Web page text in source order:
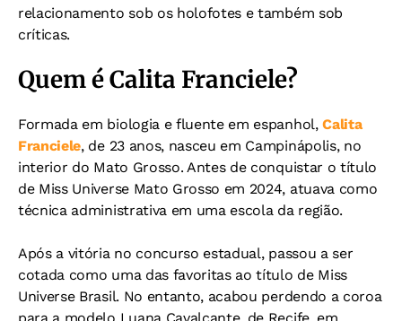
relacionamento sob os holofotes e também sob
críticas.
Quem é Calita Franciele?
Formada em biologia e fluente em espanhol,Calita
Franciele, de 23 anos, nasceu em Campinápolis, no
interior do Mato Grosso. Antes de conquistar o título
de Miss Universe Mato Grosso em 2024, atuava como
técnica administrativa em uma escola da região.
Após a vitória no concurso estadual, passou a ser
cotada como uma das favoritas ao título de Miss
Universe Brasil. No entanto, acabou perdendo a coroa